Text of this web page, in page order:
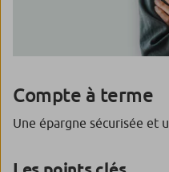
Compte à terme
Une épargne sécurisée et